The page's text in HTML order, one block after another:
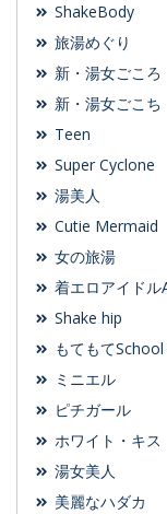
ShakeBody
旅湯めぐり
新・湯女ごころ
新・湯女ごこち
Teen
Super Cyclone
湯美人
Cutie Mermaid
女の旅湯
着エロアイドル
Shake hip
もてもてSchool
ミニエル
ピチガール
ホワイト・キス
湯女美人
美麗なハダカ